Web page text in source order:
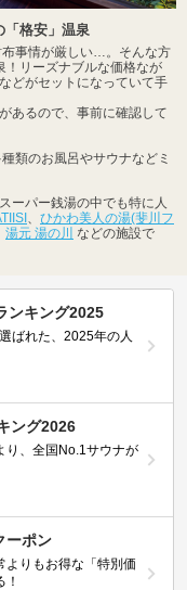
「格安」温泉
事情が厳しい…。そんな方
！リーズナブルな価格なが
どがセットになっていて手
あるので、事前に確認して
類のお風呂やサウナなどミ
ーパー銭湯の中でも特に人
、 ひかわ美人の湯(斐川フ
湯元 湯の川
などの施設で
ンキング2025
ばれた、2025年の人
ング2026
り、全国No.1サウナが
ーポン
りもお得な「特別価